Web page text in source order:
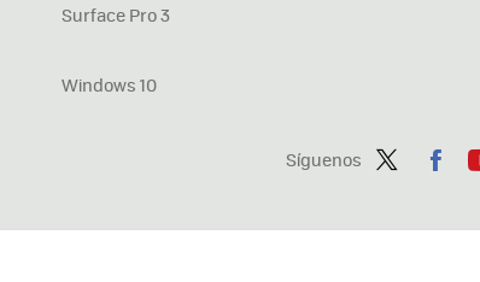
Síguenos
ter
ebo
Surface Pro 3
Windows 10